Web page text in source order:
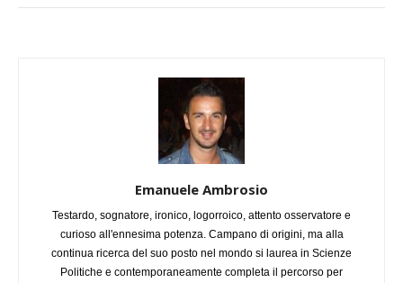
Emanuele Ambrosio
Testardo, sognatore, ironico, logorroico, attento osservatore e
curioso all'ennesima potenza. Campano di origini, ma alla
continua ricerca del suo posto nel mondo si laurea in Scienze
Politiche e contemporaneamente completa il percorso per